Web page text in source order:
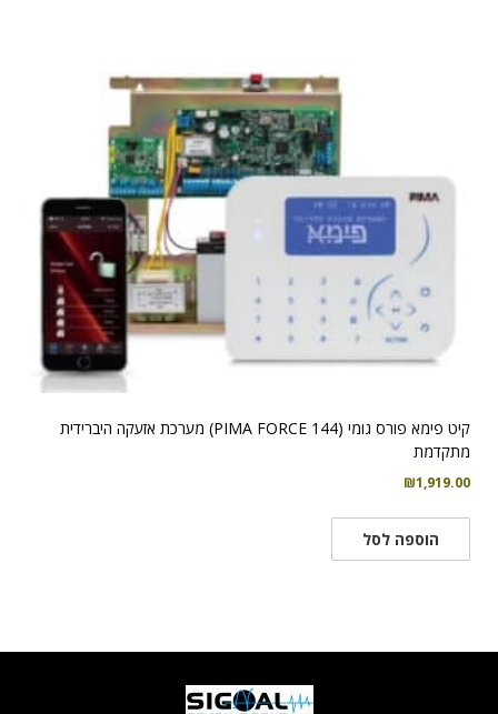
קיט פימא פורס גומי (PIMA FORCE 144) מערכת אזעקה היברידית
מתקדמת
₪1,919.00
הוספה לסל